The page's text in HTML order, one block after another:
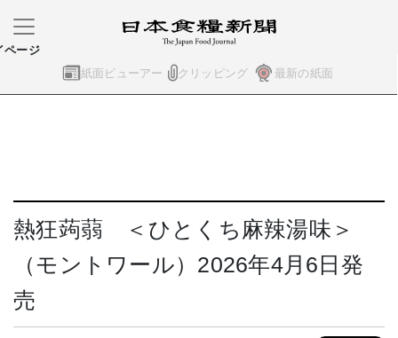
紙面ビューアー クリッピング 最新の紙面
ページ
熱狂蒟蒻 ＜ひとくち麻辣湯味＞
（モントワール）2026年4月6日発
売